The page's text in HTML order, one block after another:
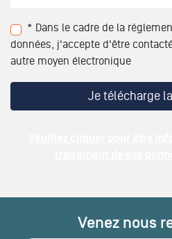
* Dans le cadre de la
données, j'accepte d'être
autre moyen électronique
Venez nous